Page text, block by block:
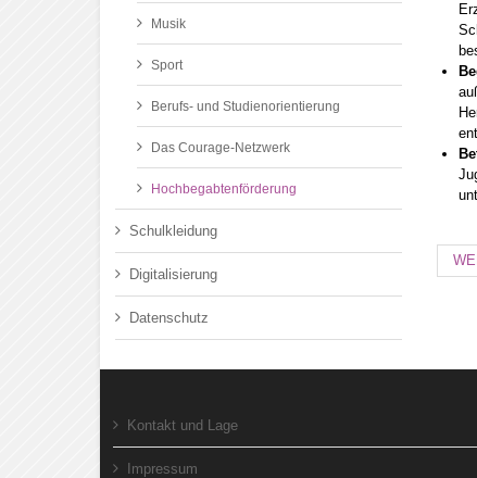
Musik
Sport
Berufs- und Studienorientierung
Das Courage-Netzwerk
Hochbegabtenförderung
Schulkleidung
Digitalisierung
Datenschutz
Kontakt und Lage
Impressum